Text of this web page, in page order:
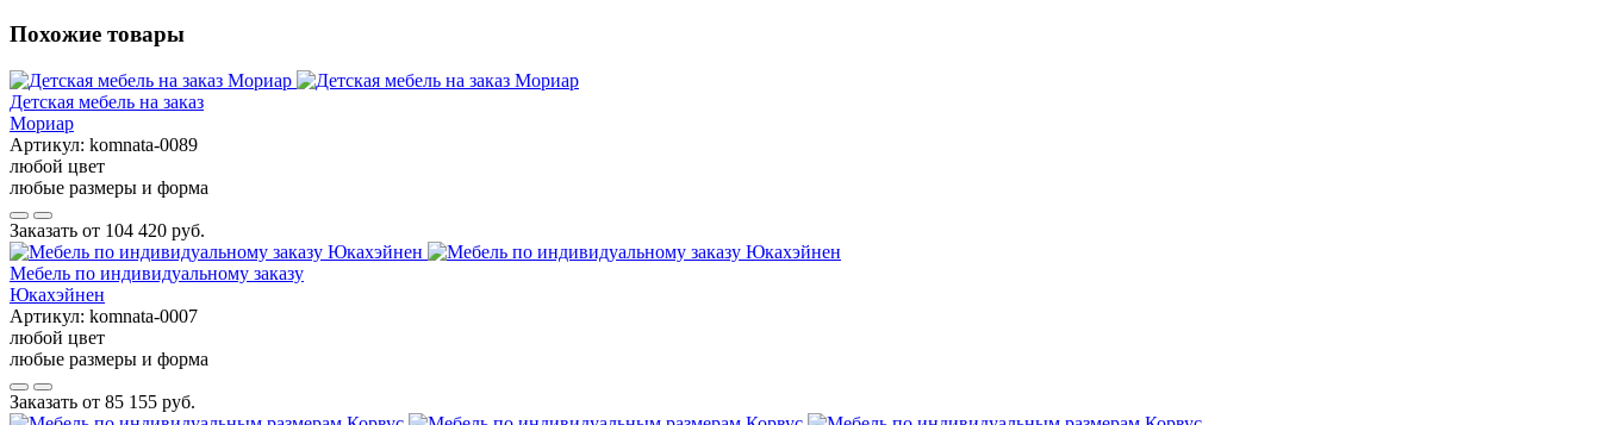
Похожие товары
Детская мебель на заказ
Мориар
Артикул: komnata-0089
любой цвет
любые размеры и форма
Заказать от 104 420 руб.
Мебель по индивидуальному заказу
Юкахэйнен
Артикул: komnata-0007
любой цвет
любые размеры и форма
Заказать от 85 155 руб.